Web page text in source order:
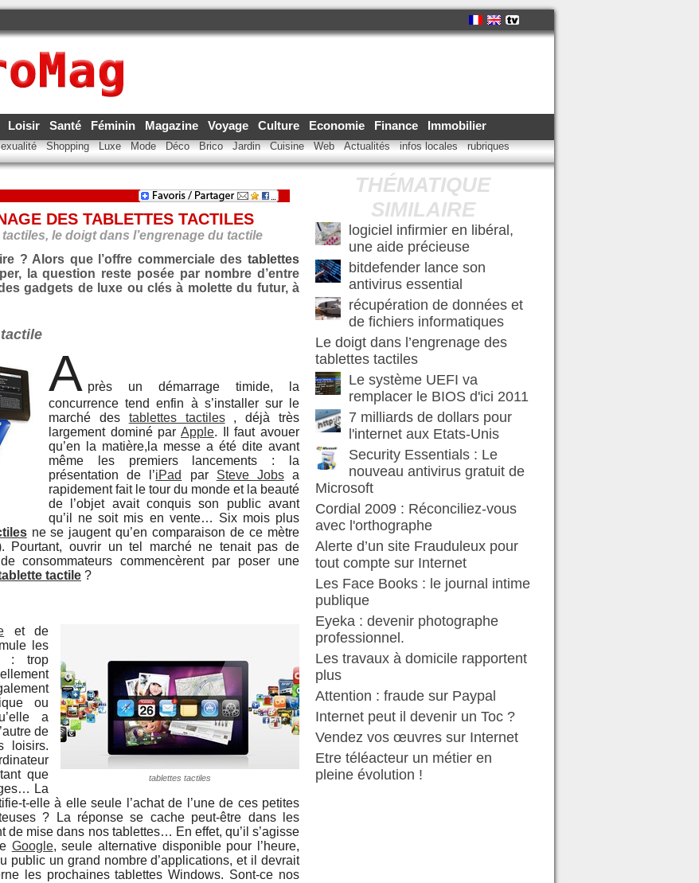
Loisir Santé Féminin Magazine Voyage Culture Economie Finance Immobilier
Shopping Luxe Mode Déco Brico Jardin Cuisine Web Actualités infos locales rubriques
DES TABLETTES TACTILES
le doigt dans l’engrenage du tactile
? Alors que l’offre commerciale destablettes
la question reste posée par nombre d’entre
gadgets de luxe ou clés à molette du futur, à
A près un démarrage timide, la
concurrence tend enfin à s’installer sur le
marché des tablettes tactiles
, déjà très
largement dominé par Apple. Il faut avouer
qu’en la matière,la messe a été dite avant
même les premiers lancements : la
présentation de l’iPad par Steve Jobsa
rapidement fait le tour du monde et la beauté
de l’objet avait conquis son public avant
qu’il ne soit mis en vente… Six mois plus
ne se jaugent qu’en comparaison de ce mètre
Pourtant, ouvrir un tel marché ne tenait pas de
consommateurs commencèrent par poser une
tactile ?
tablettes tactiles
et de
les
: trop
ou
a
de
loisirs.
que
La
t-elle à elle seule l’achat de l’une de ces petites
? La réponse se cache peut-être dans les
de mise dans nos tablettes… En effet, qu’il s’agisse
Google, seule alternative disponible pour l’heure,
public un grand nombre d’applications, et il devrait
les prochaines tablettes Windows. Sont-ce nos
THÉMATIQUE
SIMILAIRE
logiciel infirmier en libéral,
une aide précieuse
bitdefender lance son
antivirus essential
récupération de données et
de fichiers informatiques
Le doigt dans l’engrenage des
tablettes tactiles
Le système UEFI va
remplacer le BIOS d'ici 2011
7 milliards de dollars pour
l'internet aux Etats-Unis
Security Essentials : Le
nouveau antivirus gratuit de
Microsoft
Cordial 2009 : Réconciliez-vous
avec l'orthographe
Alerte d’un site Frauduleux pour
tout compte sur Internet
Les Face Books : le journal intime
publique
Eyeka : devenir photographe
professionnel.
Les travaux à domicile rapportent
plus
Attention : fraude sur Paypal
Internet peut il devenir un Toc ?
Vendez vos œuvres sur Internet
Etre téléacteur un métier en
pleine évolution !